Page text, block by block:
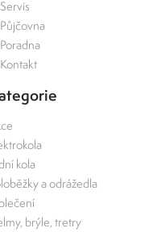
Servis
Půjčovna
Poradna
Kontakt
kola
a odrážedla
brýle, tretry